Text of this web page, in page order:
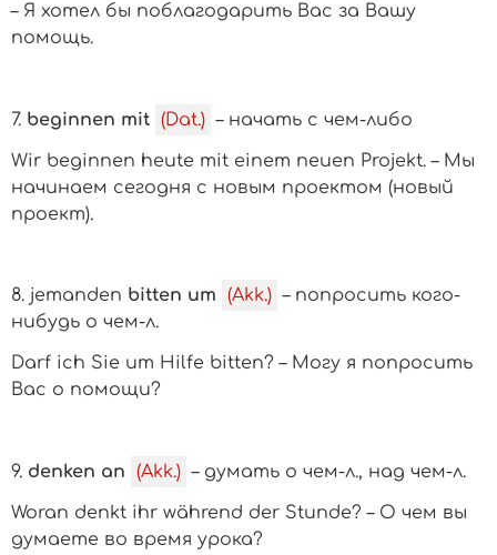
– Я хотел бы поблагодарить Вас за Вашу
помощь.
7. beginnen mit (Dat.) – начать с чем-либо
Wir beginnen heute mit einem neuen Projekt. – Мы
начинаем сегодня с новым проектом (новый
проект).
8. jemanden bitten um (Akk.) – попросить кого-
нибудь о чем-л.
Darf ich Sie um Hilfe bitten? – Могу я попросить
Вас о помощи?
9. denken an (Akk.) – думать о чем-л., над чем-л.
Woran denkt ihr während der Stunde? – О чем вы
думаете во время урока?